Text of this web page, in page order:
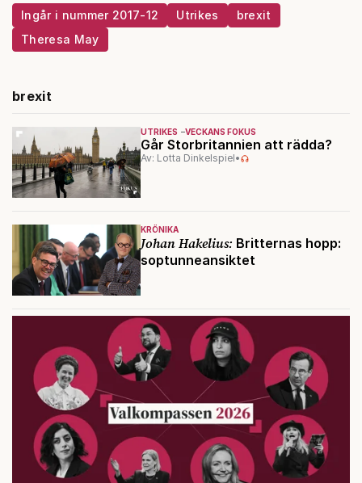
Ingår i nummer 2017-12 Utrikes
brexit
Theresa May
brexit
UTRIKES VECKANS FOKUS
Går Storbritannien att rädda?
Av: Lotta Dinkelspiel•
KRÖNIKA
Johan Hakelius: Britternas hopp:
soptunneansiktet